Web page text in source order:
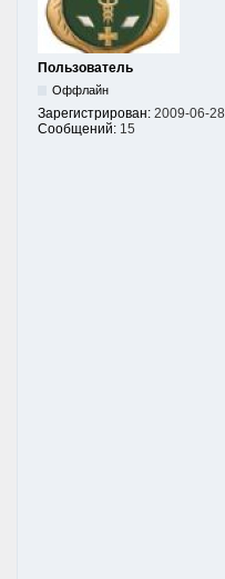
Пользователь
Оффлайн
Зарегистрирован: 2009-06-28
Сообщений: 15